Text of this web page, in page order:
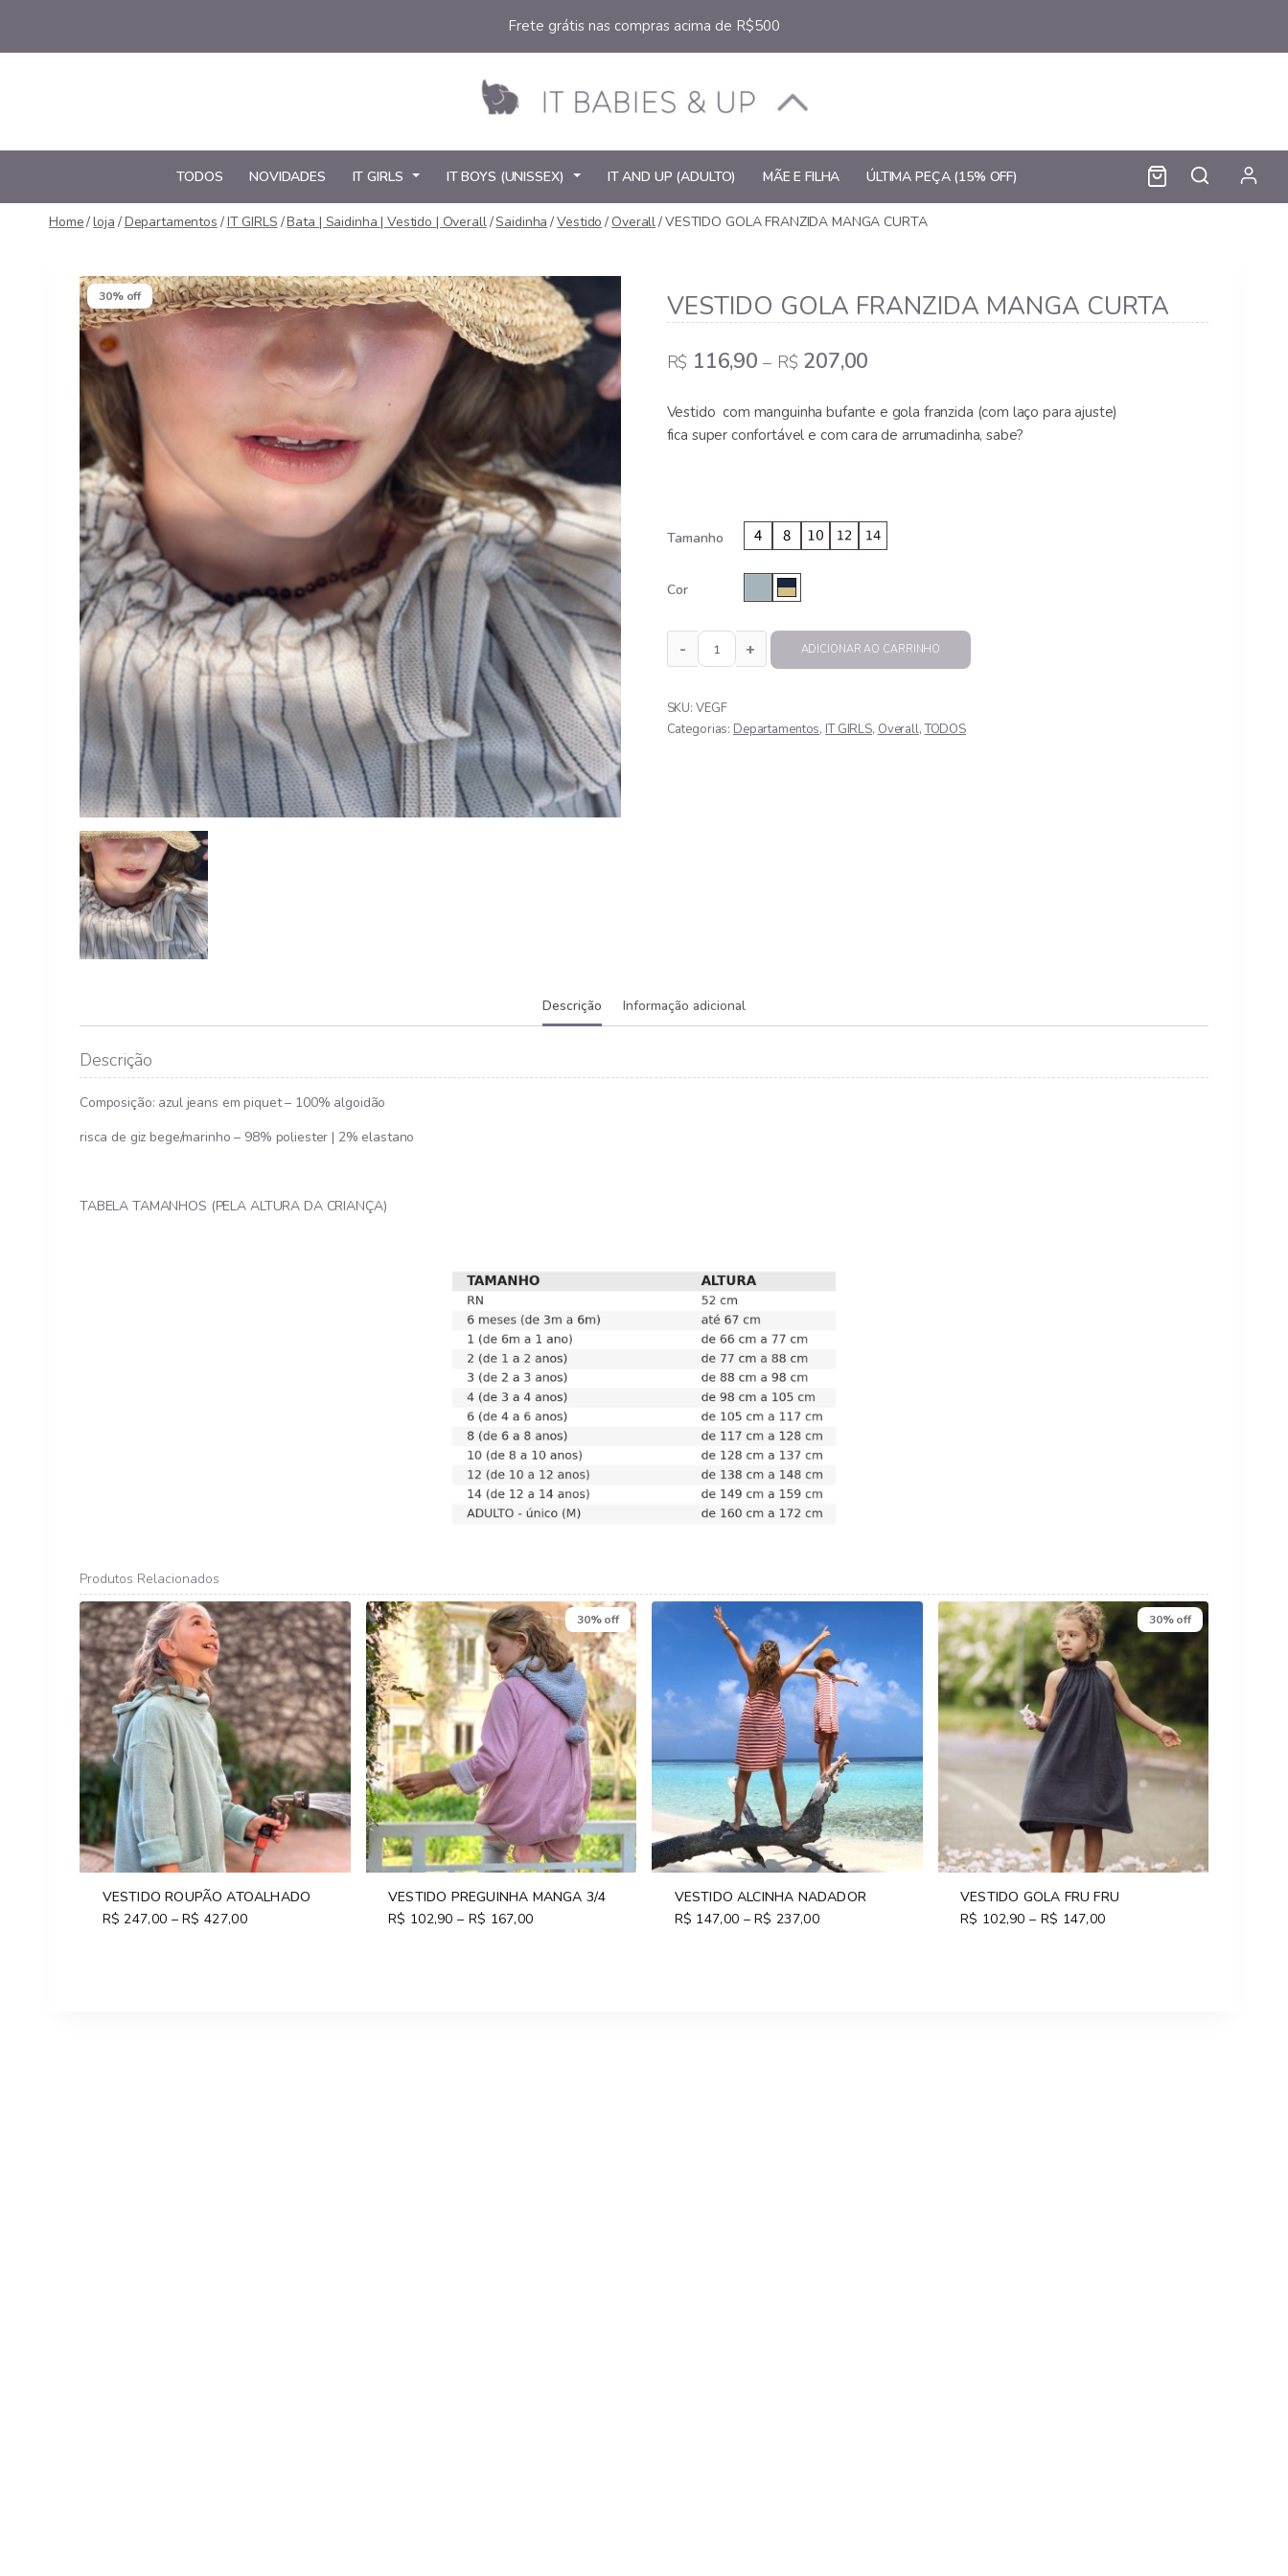
o
Frete grátis nas compras acima de R$500
TODOS NOVIDADES IT GIRLS IT BOYS (UNISSEX) IT AND UP (ADULTO) MÃE E FILHA ÚLTIMA PEÇA (15% OFF)
Home/loja /Departamentos /IT GIRLS /Bata | Saidinha | Vestido | Overall/Saidinha /Vestido / Overall/VESTIDO GOLA FRANZIDA MANGA CURTA
30% off VESTIDO GOLA FRANZIDA MANGA CURTA
R$ 116,90 – R$207,00
R$ 116,90
through
Vestido com manguinha bufante e gola franzida (com laço para ajuste)
fica super confortável e com cara de arrumadinha, sabe?
Tamanho
Cor
VESTIDO GOLA FRANZIDA MANGA CURTA quantidade
ADICIONAR AO CARRINHO
SKU: VEGF
Categorias: Departamentos, IT GIRLS, Overall,TODOS
Descrição Informação adicional
Descrição
Composição: azul jeans em piquet – 100% algoidão
risca de giz bege/marinho – 98% poliester | 2% elastano
TABELA TAMANHOS (PELA ALTURA DA CRIANÇA)
Produtos Relacionados
VESTIDO ROUPÃO ATOALHADO
R$ 247,00 – R$ 427,00Price
30% off
VESTIDO PREGUINHA MANGA 3/4
R$ 102,90 – R$ 167,00
VESTIDO ALCINHA NADADOR
R$ 147,00 – R$ 237,00Price
30% off
VESTIDO GOLA FRU FRU
R$ 102,90 – R$ 147,00